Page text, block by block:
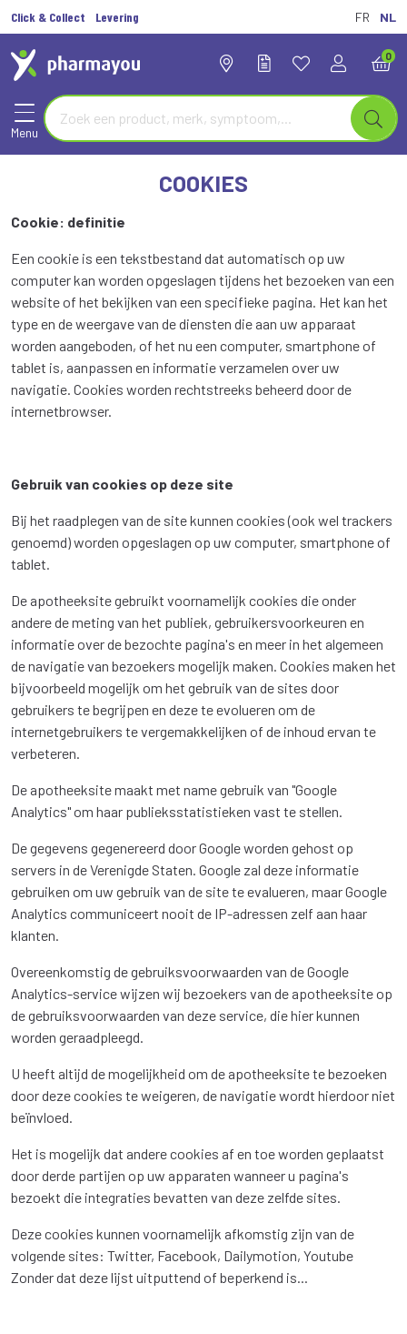
Click & Collect Levering FR NL
0
Menu
COOKIES
Cookie: definitie
Een cookie is een tekstbestand dat automatisch op uw
computer kan worden opgeslagen tijdens het bezoeken van een
website of het bekijken van een specifieke pagina. Het kan het
type en de weergave van de diensten die aan uw apparaat
worden aangeboden, of het nu een computer, smartphone of
tablet is, aanpassen en informatie verzamelen over uw
navigatie. Cookies worden rechtstreeks beheerd door de
internetbrowser.
Gebruik van cookies op deze site
Bij het raadplegen van de site kunnen cookies (ook wel trackers
genoemd) worden opgeslagen op uw computer, smartphone of
tablet.
De apotheeksite gebruikt voornamelijk cookies die onder
andere de meting van het publiek, gebruikersvoorkeuren en
informatie over de bezochte pagina's en meer in het algemeen
de navigatie van bezoekers mogelijk maken. Cookies maken het
bijvoorbeeld mogelijk om het gebruik van de sites door
gebruikers te begrijpen en deze te evolueren om de
internetgebruikers te vergemakkelijken of de inhoud ervan te
verbeteren.
De apotheeksite maakt met name gebruik van "Google
Analytics" om haar publieksstatistieken vast te stellen.
De gegevens gegenereerd door Google worden gehost op
servers in de Verenigde Staten. Google zal deze informatie
gebruiken om uw gebruik van de site te evalueren, maar Google
Analytics communiceert nooit de IP-adressen zelf aan haar
klanten.
Overeenkomstig de gebruiksvoorwaarden van de Google
Analytics-service wijzen wij bezoekers van de apotheeksite op
de gebruiksvoorwaarden van deze service, die hier kunnen
worden geraadpleegd.
U heeft altijd de mogelijkheid om de apotheeksite te bezoeken
door deze cookies te weigeren, de navigatie wordt hierdoor niet
beïnvloed.
Het is mogelijk dat andere cookies af en toe worden geplaatst
door derde partijen op uw apparaten wanneer u pagina's
bezoekt die integraties bevatten van deze zelfde sites.
Deze cookies kunnen voornamelijk afkomstig zijn van de
volgende sites: Twitter, Facebook, Dailymotion, Youtube
Zonder dat deze lijst uitputtend of beperkend is...